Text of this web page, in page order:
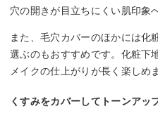
穴の開きが目立ちにくい肌印象
また、毛穴カバーのほかには化
選ぶのもおすすめです。化粧下
メイクの仕上がりが長く楽しめ
くすみをカバーしてトーンアッ